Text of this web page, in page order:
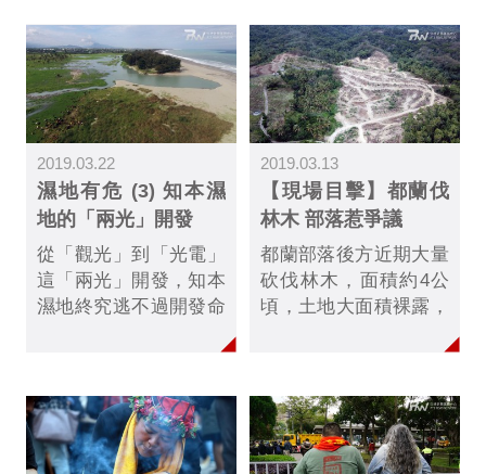
輝，期盼未來若要試辦
自主狩獵計畫，能有法
律的學術團隊協助部
落，一起建立自主狩獵
機制。
僅需在狩獵後向鄒族獵
人協會回報成果，每年
度獵人協會再一次性回
報縣府即可。倘若獵人
未遵守內部自治自律公
約，最嚴重將被除名，
並需接受現行法律的制
裁......
2019.03.22
濕地有危 (3) 知本濕
地的「兩光」開發
從「觀光」到「光電」
這「兩光」開發，知本
濕地終究逃不過開發命
領域。部落族人與環保
濕地。
2019.03.13
【現場目擊】都蘭伐
林木 部落惹爭議
都蘭部落後方近期大量
砍伐林木，面積約4公
頃，土地大面積裸露，
方人士憂心大雨後造成
明，林場是傳統領域，
交回部落管理，部落相
當注意水保問題，只是